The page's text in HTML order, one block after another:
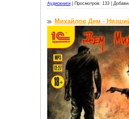
Аудиокниги Просмотров: 133 |
Михайлов Дем -